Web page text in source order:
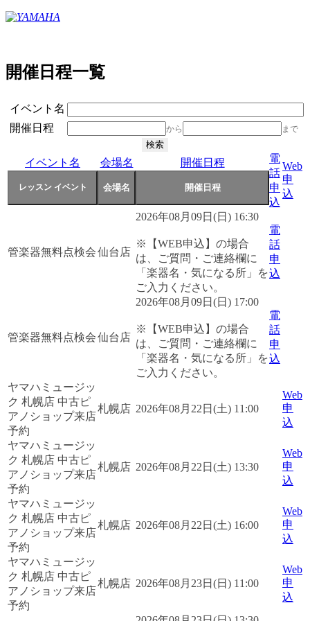
開催日程一覧
イベント名
開催日程
から まで
イベント名 会場名 開催日程
電
話
申
込
Web
申
込
管楽器無料点検会仙台店
2026年08月09日(日) 16:30
※【WEB申込】の場合
は、ご質問・ご連絡欄に
「楽器名・気になる所」を
ご入力ください。
電
話
申
込
管楽器無料点検会仙台店
2026年08月09日(日) 17:00
※【WEB申込】の場合
は、ご質問・ご連絡欄に
「楽器名・気になる所」を
ご入力ください。
電
話
申
込
ヤマハミュージッ
ク 札幌店 中古ピ
アノショップ来店
予約
札幌店 2026年08月22日(土) 11:00
Web
申
込
ヤマハミュージッ
ク 札幌店 中古ピ
アノショップ来店
予約
札幌店 2026年08月22日(土) 13:30
Web
申
込
ヤマハミュージッ
ク 札幌店 中古ピ
アノショップ来店
予約
札幌店 2026年08月22日(土) 16:00
Web
申
込
ヤマハミュージッ
ク 札幌店 中古ピ
アノショップ来店
予約
札幌店 2026年08月23日(日) 11:00
Web
申
込